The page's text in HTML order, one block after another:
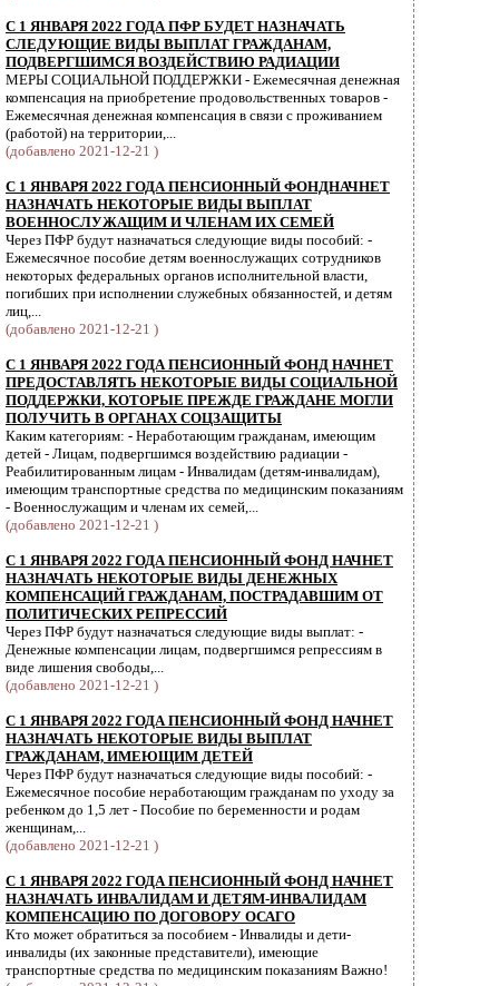
С 1 ЯНВАРЯ 2022 ГОДА ПФР БУДЕТ НАЗНАЧАТЬ
СЛЕДУЮЩИЕ ВИДЫ ВЫПЛАТ ГРАЖДАНАМ,
ПОДВЕРГШИМСЯ ВОЗДЕЙСТВИЮ РАДИАЦИИ
МЕРЫ СОЦИАЛЬНОЙ ПОДДЕРЖКИ - Ежемесячная денежная
компенсация на приобретение продовольственных товаров -
Ежемесячная денежная компенсация в связи с проживанием
(работой) на территории,...
(добавлено 2021-12-21 )
С 1 ЯНВАРЯ 2022 ГОДА ПЕНСИОННЫЙ ФОНДНАЧНЕТ
НАЗНАЧАТЬ НЕКОТОРЫЕ ВИДЫ ВЫПЛАТ
ВОЕННОСЛУЖАЩИМ И ЧЛЕНАМ ИХ СЕМЕЙ
Через ПФР будут назначаться следующие виды пособий: -
Ежемесячное пособие детям военнослужащих сотрудников
некоторых федеральных органов исполнительной власти,
погибших при исполнении служебных обязанностей, и детям
лиц,...
(добавлено 2021-12-21 )
С 1 ЯНВАРЯ 2022 ГОДА ПЕНСИОННЫЙ ФОНД НАЧНЕТ
ПРЕДОСТАВЛЯТЬ НЕКОТОРЫЕ ВИДЫ СОЦИАЛЬНОЙ
ПОДДЕРЖКИ, КОТОРЫЕ ПРЕЖДЕ ГРАЖДАНЕ МОГЛИ
ПОЛУЧИТЬ В ОРГАНАХ СОЦЗАЩИТЫ
Каким категориям: - Неработающим гражданам, имеющим
детей - Лицам, подвергшимся воздействию радиации -
Реабилитированным лицам - Инвалидам (детям-инвалидам),
имеющим транспортные средства по медицинским показаниям
- Военнослужащим и членам их семей,...
(добавлено 2021-12-21 )
С 1 ЯНВАРЯ 2022 ГОДА ПЕНСИОННЫЙ ФОНД НАЧНЕТ
НАЗНАЧАТЬ НЕКОТОРЫЕ ВИДЫ ДЕНЕЖНЫХ
КОМПЕНСАЦИЙ ГРАЖДАНАМ, ПОСТРАДАВШИМ ОТ
ПОЛИТИЧЕСКИХ РЕПРЕССИЙ
Через ПФР будут назначаться следующие виды выплат: -
Денежные компенсации лицам, подвергшимся репрессиям в
виде лишения свободы,...
(добавлено 2021-12-21 )
С 1 ЯНВАРЯ 2022 ГОДА ПЕНСИОННЫЙ ФОНД НАЧНЕТ
НАЗНАЧАТЬ НЕКОТОРЫЕ ВИДЫ ВЫПЛАТ
ГРАЖДАНАМ, ИМЕЮЩИМ ДЕТЕЙ
Через ПФР будут назначаться следующие виды пособий: -
Ежемесячное пособие неработающим гражданам по уходу за
ребенком до 1,5 лет - Пособие по беременности и родам
женщинам,...
(добавлено 2021-12-21 )
С 1 ЯНВАРЯ 2022 ГОДА ПЕНСИОННЫЙ ФОНД НАЧНЕТ
НАЗНАЧАТЬ ИНВАЛИДАМ И ДЕТЯМ-ИНВАЛИДАМ
КОМПЕНСАЦИЮ ПО ДОГОВОРУ ОСАГО
Кто может обратиться за пособием - Инвалиды и дети-
инвалиды (их законные представители), имеющие
транспортные средства по медицинским показаниям Важно!